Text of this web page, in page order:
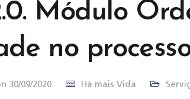
Módulo
no
30/09/2020 Há mais Vida